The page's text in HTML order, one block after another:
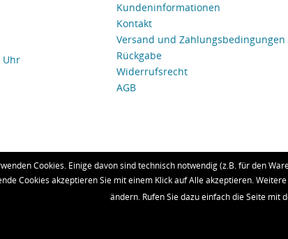
Uhr
Kundeninformationen
Kontakt
Versand und Zahlungsbedingungen
Rückgabe
Widerrufsrecht
AGB
* Alle Preise inkl. gesetzl. Mehrwertsteuer zzgl.
Cookies. Einige davon sind technisch notwendig (z.B. für den
Cookies akzeptieren Sie mit einem Klick auf Alle akzeptieren.
ändern. Rufen Sie dazu einfach die Seite mit